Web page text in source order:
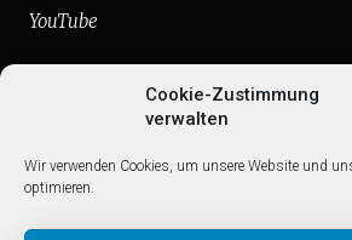
Cookie-Zustimmung
verwalten
Wir verwenden Cookies, um unsere Website und
optimieren.
YouTube
Web